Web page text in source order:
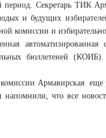
Секретарь ТИК
и будущих
комиссии и
бюллетеней
Армавирская еще
напомнили, что все